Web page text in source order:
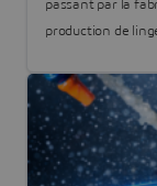
passant par la
production de
diversité
expérience
productivité
en profondeur